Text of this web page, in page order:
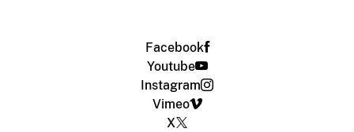
Facebook
Youtube
Instagram
Vimeo
X